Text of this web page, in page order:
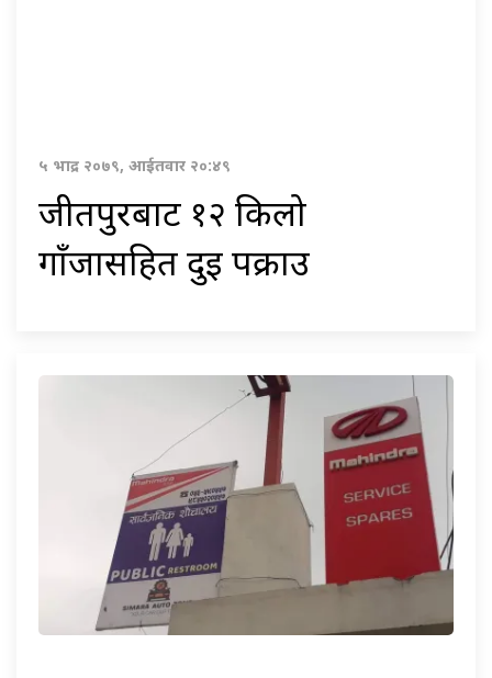
५ भाद्र २०७९, आईतवार २०:४९
जीतपुरबाट १२ किलो
गाँजासहित दुई पक्राउ